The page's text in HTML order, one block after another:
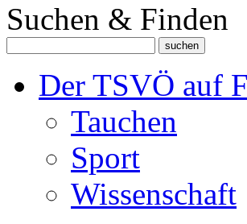
Suchen & Finden
Der TSVÖ auf
Tauchen
Sport
Wissenschaft